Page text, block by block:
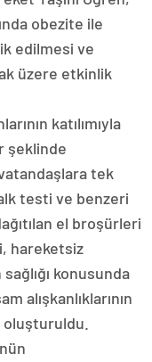
obezite ile
edilmesi ve
üzere etkinlik
katılımıyla
şeklinde
tek
testi ve benzeri
el broşürleri
hareketsiz
sağlığı konusunda
alışkanlıklarının